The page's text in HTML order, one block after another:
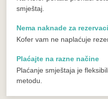
smještaj.
Nema naknade za
Kofer vam ne naplaćuje
Plaćajte na razne načine
Plaćanje smještaja je
metodu.